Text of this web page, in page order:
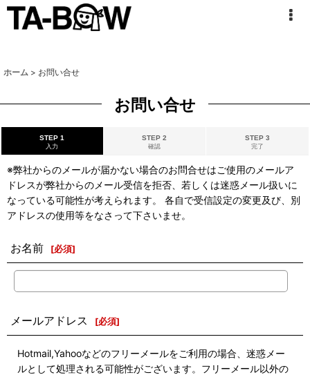
ホーム > お問い合せ
お問い合せ
STEP 1
入力
STEP 2
確認
STEP 3
完了
※弊社からのメールが届かない場合のお問合せはご使用のメールア
ドレスが弊社からのメール受信を拒否、若しくは迷惑メール扱いに
なっている可能性が考えられます。 各自で受信設定の変更及び、別
アドレスの使用等をなさって下さいませ。
お名前 [必須]
メールアドレス [必須]
Hotmail,Yahooなどのフリーメールをご利用の場合、迷惑メー
ルとして処理される可能性がございます。フリーメール以外の